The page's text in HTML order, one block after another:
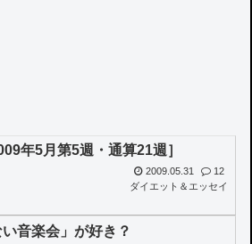
年5月第5週・通算21週］
2009.05.31
12
ダイエット＆エッセイ
音楽会」が好き？